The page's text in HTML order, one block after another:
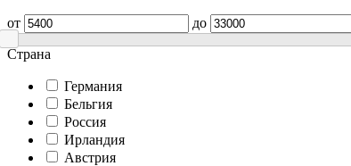
от до
Страна
Германия
Бельгия
Россия
Ирландия
Австрия